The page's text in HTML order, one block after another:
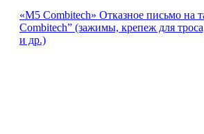
«M5 Combitech» Отказное письмо на
Combitech” (зажимы, крепеж для
и др.)